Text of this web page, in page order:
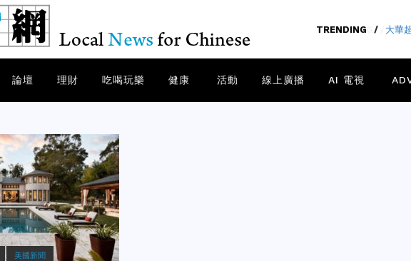
TRENDING 老
論壇 理財 吃喝玩樂 健康 活動 線上廣播 AI 電視
美國新聞